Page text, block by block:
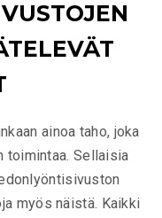
ainoa taho, joka
toimintaa. Sellaisia
myös näistä. Kaikki